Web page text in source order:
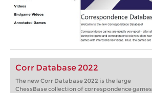
Corr Database 2022
The new Corr Database 2022 is the large
ChessBase collection of correspondence games